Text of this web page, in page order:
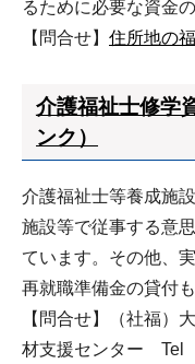
るために必要な資金
【問合せ】 住所地の
介護福祉士修学
ンク）
介護福祉士等養成施
施設等で従事する意
ています。その他、
再就職準備金の貸付
【問合せ】（社福）
材支援センター Tel